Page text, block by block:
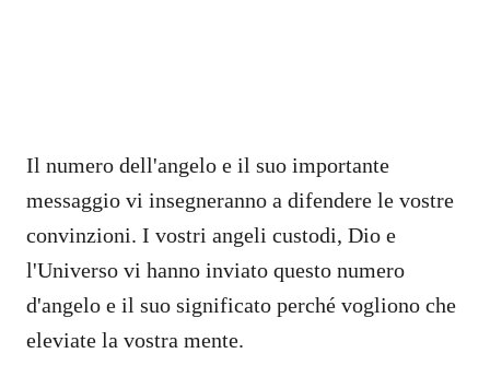
Il numero dell'angelo e il suo importante
messaggio vi insegneranno a difendere le vostre
convinzioni. I vostri angeli custodi, Dio e
l'Universo vi hanno inviato questo numero
d'angelo e il suo significato perché vogliono che
eleviate la vostra mente.